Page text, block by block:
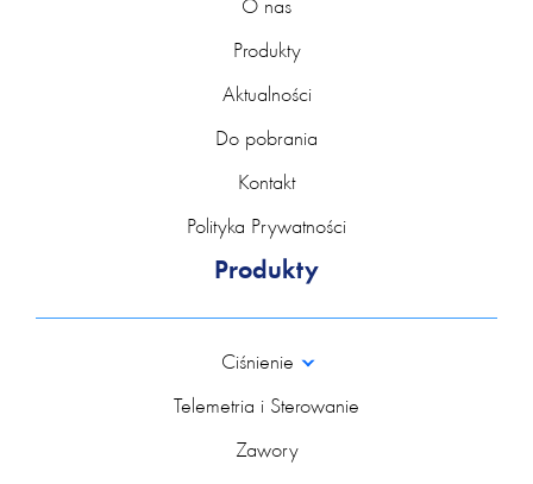
O nas
Produkty
Aktualności
Do pobrania
Kontakt
Polityka Prywatności
Produkty
Ciśnienie
Telemetria i Sterowanie
Zawory